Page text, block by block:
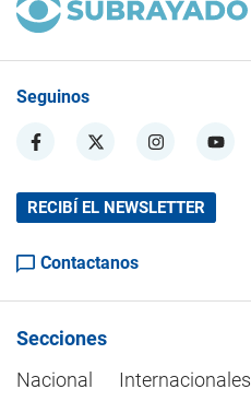
Seguinos
RECIBÍ EL NEWSLETTER
Contactanos
Secciones
Nacional
Internacionales